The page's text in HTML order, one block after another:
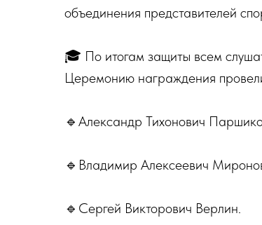
объединения представителей
🎓 По итогам защиты всем
Церемонию награждения
🔹Александр Тихонович
🔹Владимир Алексеевич
🔹Сергей Викторович Верлин.